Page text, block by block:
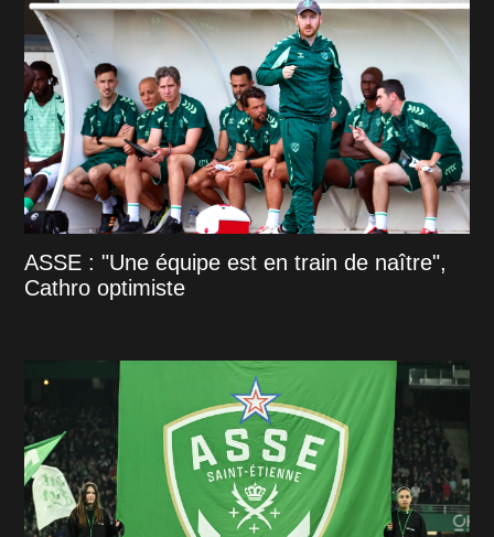
ASSE : "Une équipe est en train de naître",
Cathro optimiste